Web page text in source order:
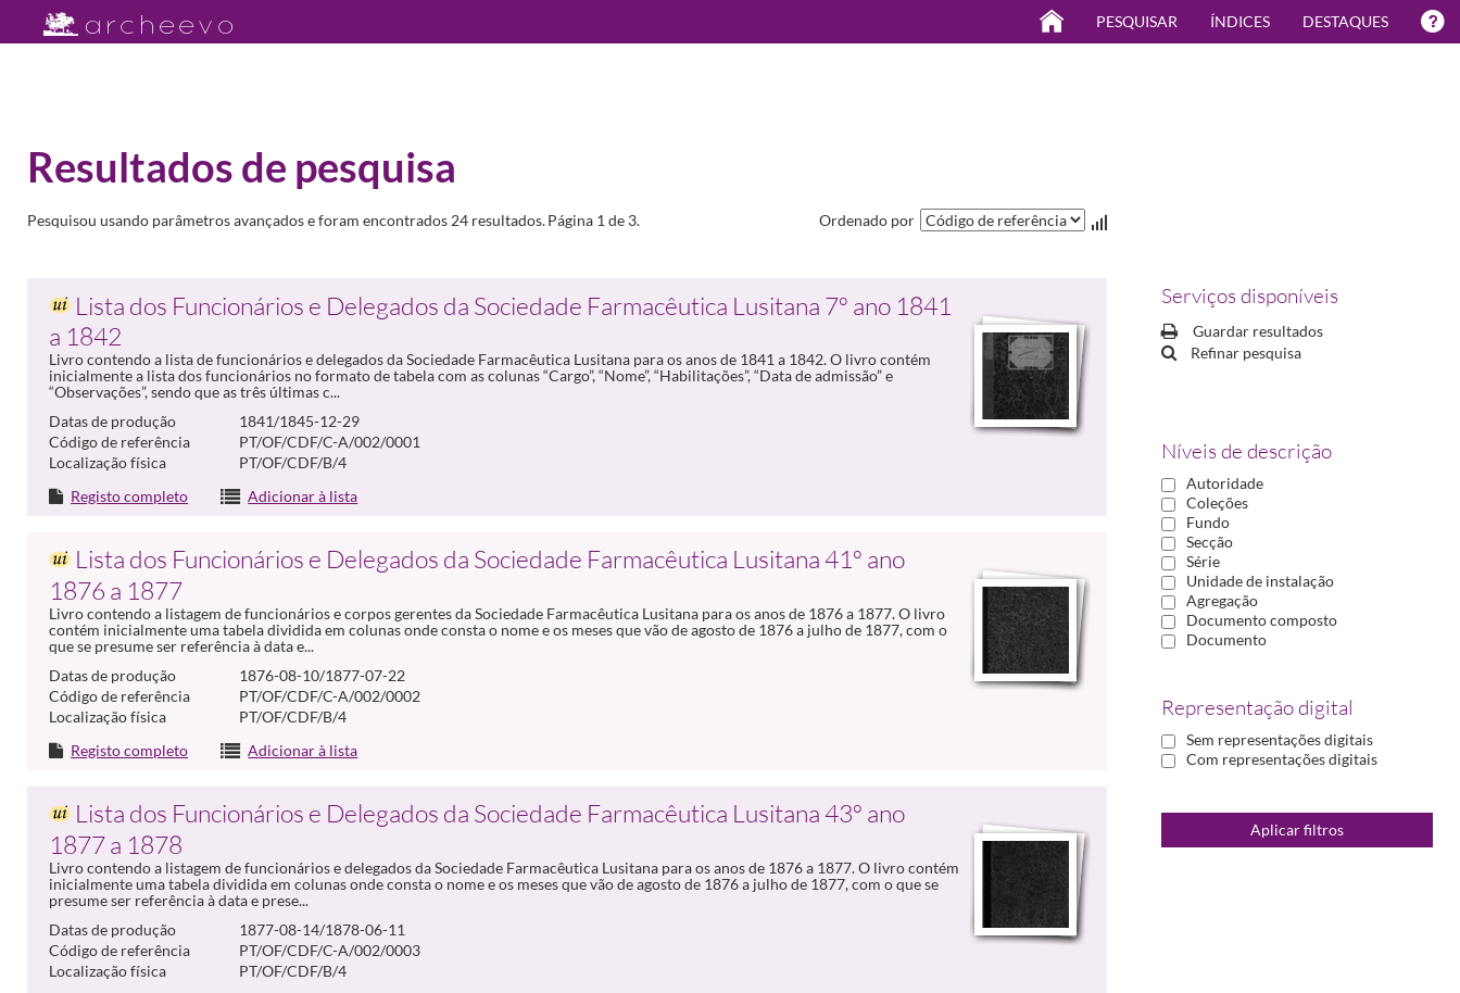
PESQUISAR ÍNDICES DESTAQUES
Resultados de pesquisa
Serviços disponíveis
Guardar resultados
Refinar pesquisa
Níveis de descrição
Autoridade
Coleções
Fundo
Secção
Série
Unidade de instalação
Agregação
Documento composto
Documento
Representação digital
Sem representações digitais
Com representações digitais
Pesquisou usando parâmetros avançados e foram encontrados 24 resultados.Página 1 de 3. Ordenado por
Lista dos Funcionários e Delegados da Sociedade Farmacêutica Lusitana 7º ano 1841
a 1842
Livro contendo a lista de funcionários e delegados da Sociedade Farmacêutica Lusitana para os anos de 1841 a 1842. O livro contém
inicialmente a lista dos funcionários no formato de tabela com as colunas “Cargo”, “Nome”, “Habilitações”, “Data de admissão” e
“Observações”, sendo que as três últimas c...
Datas de produção
1841/1845-12-29
Código de referência
PT/OF/CDF/C-A/002/0001
Localização física
PT/OF/CDF/B/4
Registo completo
Adicionar à lista
Lista dos Funcionários e Delegados da Sociedade Farmacêutica Lusitana 41º ano
1876 a 1877
Livro contendo a listagem de funcionários e corpos gerentes da Sociedade Farmacêutica Lusitana para os anos de 1876 a 1877. O livro
contém inicialmente uma tabela dividida em colunas onde consta o nome e os meses que vão de agosto de 1876 a julho de 1877, com o
que se presume ser referência à data e...
Datas de produção
1876-08-10/1877-07-22
Código de referência
PT/OF/CDF/C-A/002/0002
Localização física
PT/OF/CDF/B/4
Registo completo
Adicionar à lista
Lista dos Funcionários e Delegados da Sociedade Farmacêutica Lusitana 43º ano
1877 a 1878
Livro contendo a listagem de funcionários e delegados da Sociedade Farmacêutica Lusitana para os anos de 1876 a 1877. O livro contém
inicialmente uma tabela dividida em colunas onde consta o nome e os meses que vão de agosto de 1876 a julho de 1877, com o que se
presume ser referência à data e prese...
Datas de produção
1877-08-14/1878-06-11
Código de referência
PT/OF/CDF/C-A/002/0003
Localização física
PT/OF/CDF/B/4